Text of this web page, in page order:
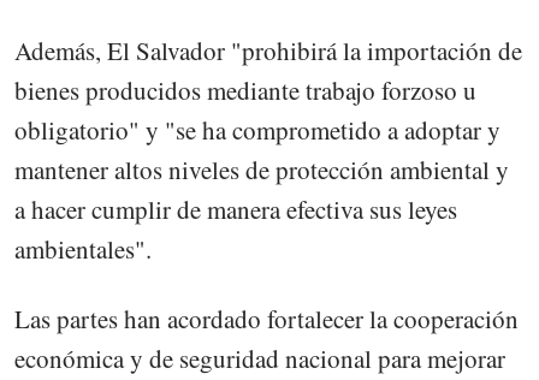
Además, El Salvador "prohibirá la importación de
bienes producidos mediante trabajo forzoso u
obligatorio" y "se ha comprometido a adoptar y
mantener altos niveles de protección ambiental y
a hacer cumplir de manera efectiva sus leyes
ambientales".
Las partes han acordado fortalecer la cooperación
económica y de seguridad nacional para mejorar